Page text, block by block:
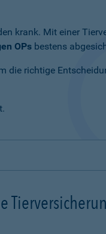
krank. Mit einer
OPs bestens
die richtige